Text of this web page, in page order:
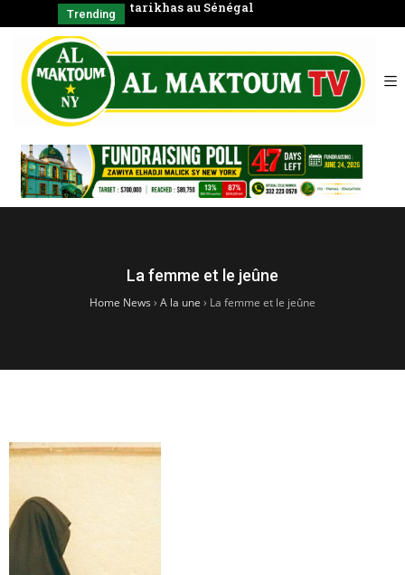
Trending tarikhas au Sénégal
La femme et le jeûne
Home News › A la une › La femme et le jeûne